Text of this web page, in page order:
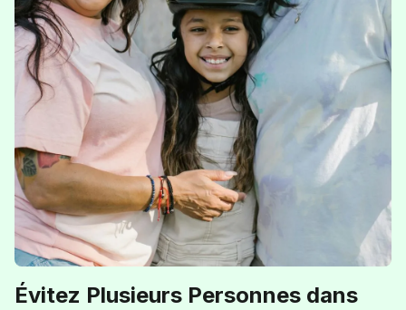
Évitez Plusieurs Personnes dans